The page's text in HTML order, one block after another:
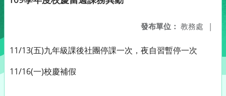
發布單位： 教務處 |
11/13(五)九年級課後社團停課一次，夜自習暫停一次
11/16(一)校慶補假